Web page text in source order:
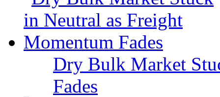
Dry Bulk Market
Fades